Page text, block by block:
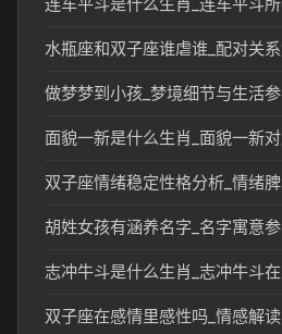
水瓶座和双子座谁虐谁_配对关
做梦梦到小孩_梦境细节与生活
双子座情绪稳定性格分析_情绪
胡姓女孩有涵养名字_名字寓意
双子座在感情里感性吗_情感解读